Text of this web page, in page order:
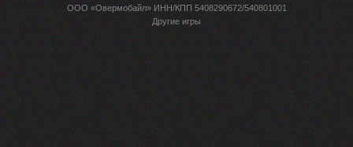
ООО «Овермобайл» ИНН/КПП 5408290672/540801001
Другие игры